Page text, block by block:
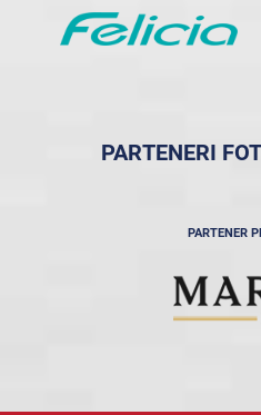
PARTENERI
PARTENER